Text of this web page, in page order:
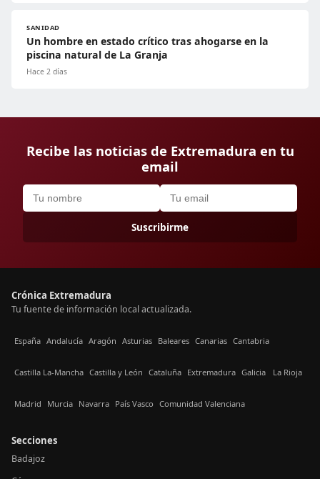
SANIDAD
Un hombre en estado crítico tras ahogarse en la
piscina natural de La Granja
Hace 2 días
Recibe las noticias de Extremadura en tu
email
Suscribirme
Crónica Extremadura
Tu fuente de información local actualizada.
España Andalucía Aragón Asturias Baleares Canarias Cantabria
Castilla La-Mancha Castilla y León Cataluña Extremadura Galicia La Rioja
Madrid Murcia Navarra País Vasco Comunidad Valenciana
Secciones
Badajoz